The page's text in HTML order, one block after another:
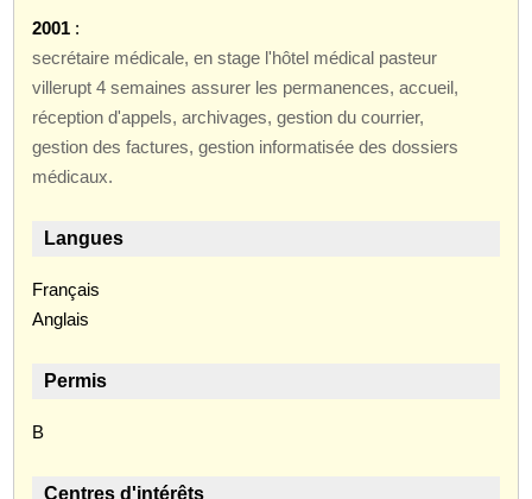
2001 :
secrétaire médicale, en stage l'hôtel médical pasteur
villerupt 4 semaines assurer les permanences, accueil,
réception d'appels, archivages, gestion du courrier,
gestion des factures, gestion informatisée des dossiers
médicaux.
Langues
Français
Anglais
Permis
B
Centres d'intérêts